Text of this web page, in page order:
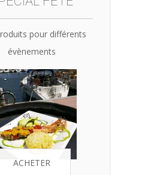
pour différents
évènements
ACHETER